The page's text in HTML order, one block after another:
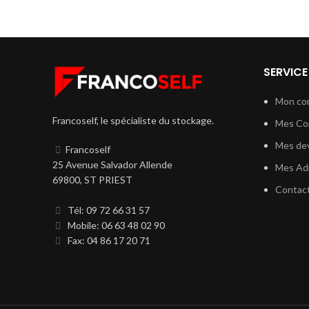
Francoself, le spécialiste du stockage.
Francoself
25 Avenue Salvador Allende
69800, ST PRIEST
Tél: 09 72 66 31 57
Mobile: 06 63 48 02 90
Fax: 04 86 17 20 71
Mon
Mes
Mes
Mes